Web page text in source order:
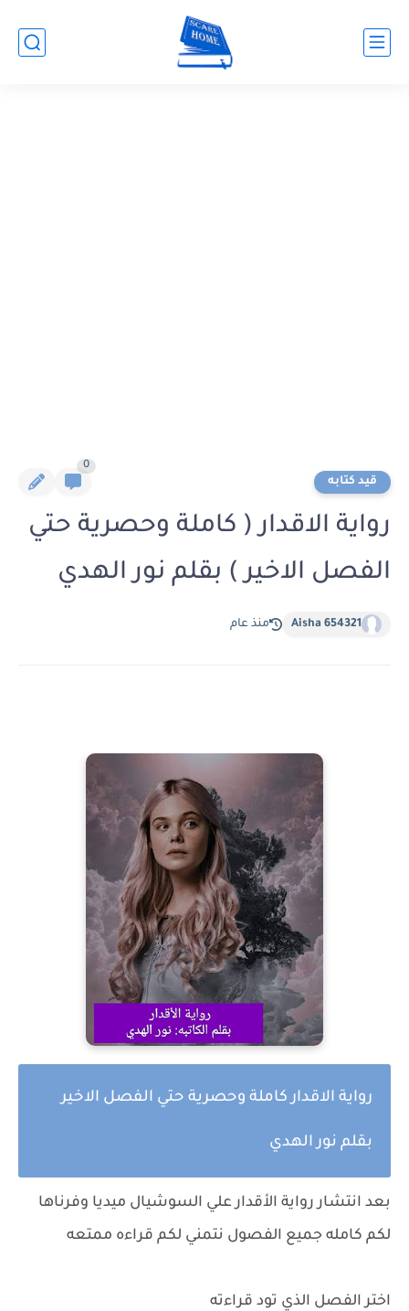
قيد كتابه
0
رواية الاقدار ( كاملة وحصرية حتي
الفصل الاخير ) بقلم نور الهدي
Aisha 654321 منذ عام
رواية الاقدار كاملة وحصرية حتي الفصل الاخير
بقلم نور الهدي
بعد انتشاررواية الأقدارعلي السوشيال ميديا وفرناها
لكم كامله جميع الفصول نتمني لكم قراءه ممتعه
اختر الفصل الذي تود قراءته